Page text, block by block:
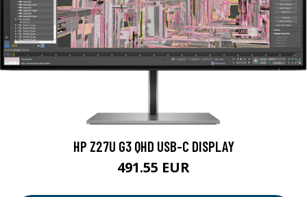
HP Z27U G3 QHD USB-C DISPLAY
491.55 EUR